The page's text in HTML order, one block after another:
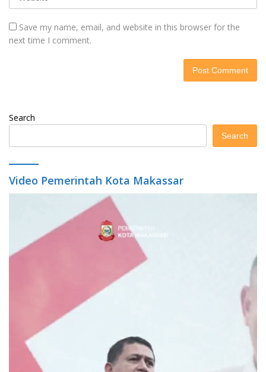
Save my name, email, and website in this browser for the
next time I comment.
Search
Search
Video Pemerintah Kota Makassar